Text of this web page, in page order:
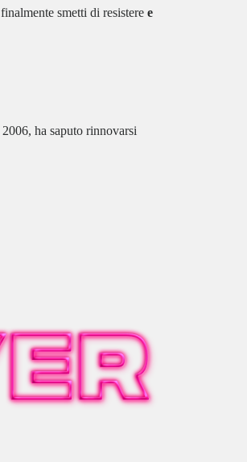
smetti di resistere e
ha saputo rinnovarsi